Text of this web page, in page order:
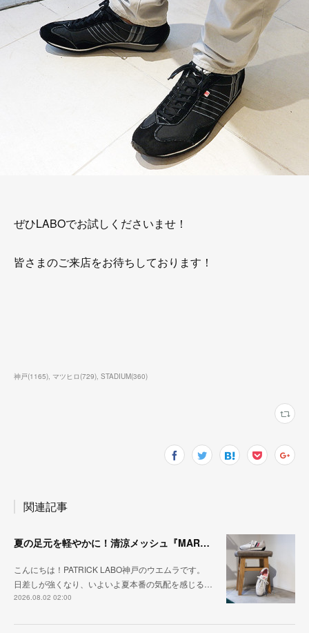
ぜひLABOでお試しくださいませ！
皆さまのご来店をお待ちしております！
神戸(1165) マツヒロ(729) STADIUM(360)
関連記事
夏の足元を軽やかに！清涼メッシュ『MARATHON-ME2』
こんにちは！PATRICK LABO神戸のウエムラです。
日差しが強くなり、いよいよ夏本番の気配を感じる…
2026.08.02 02:00